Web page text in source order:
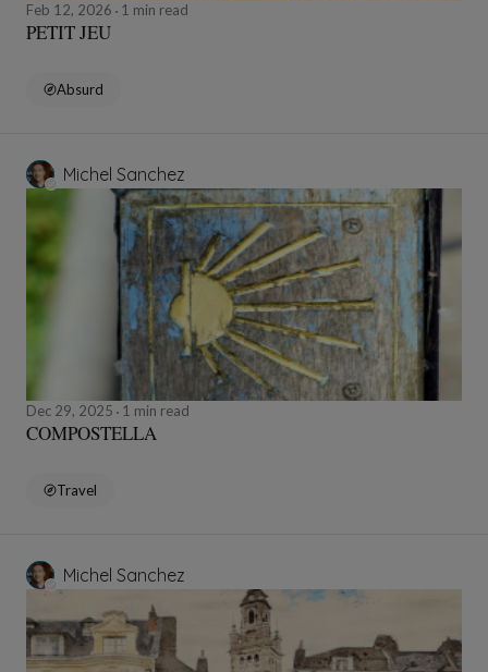
Feb 12, 2026 1 min read
PETIT JEU
Absurd
Michel Sanchez
Dec 29, 2025 1 min read
COMPOSTELLA
Travel
Michel Sanchez